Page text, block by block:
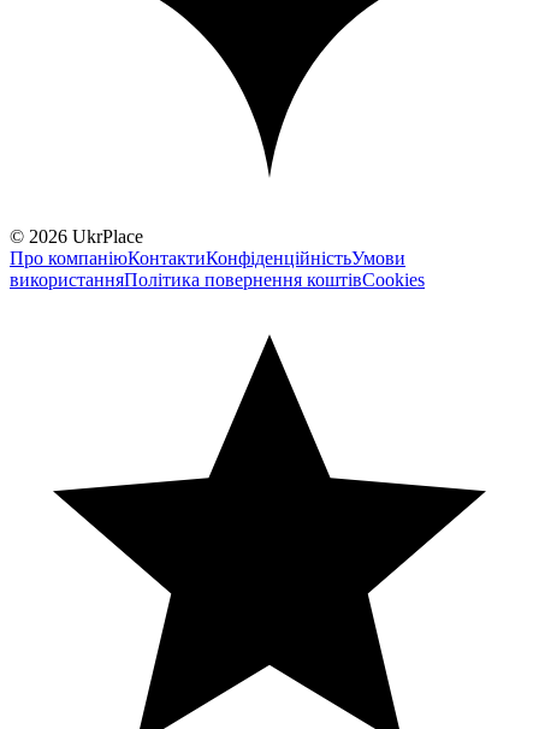
© 2026 UkrPlace
Про компаніюКонтактиКонфіденційністьУмови
використанняПолітика повернення коштівCookies